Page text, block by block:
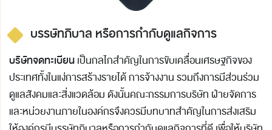
บรรษัทภิบาล หรือการกำกับดูแลกิจการ
บริษัทจดทะเบียนเป็นกลไกสำคัญในการขับเคลื่อนเศรษฐกิจของ
ประเทศทั้งในแง่การสร้างรายได้ การจ้างงาน รวมถึงการมีส่วนร่วม
ดูแลสังคมและสิ่งแวดล้อม ดังนั้นคณะกรรมการบริษัท ฝ่ายจัดการ
และหน่วยงานภายในองค์กรจึงควรมีบทบาทสำคัญในการส่งเสริม